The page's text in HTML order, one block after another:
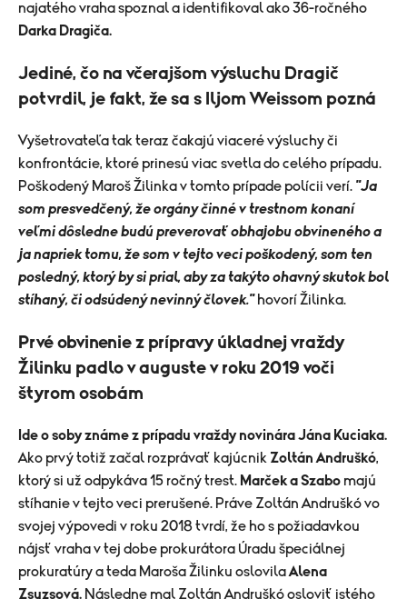
najatého vraha spoznal a identifikoval ako 36-ročného
Darka Dragiča.
Jediné, čo na včerajšom výsluchu Dragič
potvrdil, je fakt, že sa s Iljom Weissom pozná
Vyšetrovateľa tak teraz čakajú viaceré výsluchy či
konfrontácie, ktoré prinesú viac svetla do celého prípadu.
Poškodený Maroš Žilinka v tomto prípade polícii verí. "Ja
som presvedčený, že orgány činné v trestnom konaní
veľmi dôsledne budú preverovať obhajobu obvineného a
ja napriek tomu, že som v tejto veci poškodený, som ten
posledný, ktorý by si prial, aby za takýto ohavný skutok bol
stíhaný, či odsúdený nevinný človek."hovorí Žilinka.
Prvé obvinenie z prípravy úkladnej vraždy
Žilinku padlo v auguste v roku 2019 voči
štyrom osobám
Ide o soby známe z prípadu vraždy novinára Jána Kuciaka.
Ako prvý totiž začal rozprávať kajúcnik Zoltán Andruškó,
ktorý si už odpykáva 15 ročný trest. Marček a Szabo majú
stíhanie v tejto veci prerušené. Práve Zoltán Andruškó vo
svojej výpovedi v roku 2018 tvrdí, že ho s požiadavkou
nájsť vraha v tej dobe prokurátora Úradu špeciálnej
prokuratúry a teda Maroša Žilinku oslovilaAlena
Zsuzsová. Následne mal Zoltán Andruškó osloviť istého